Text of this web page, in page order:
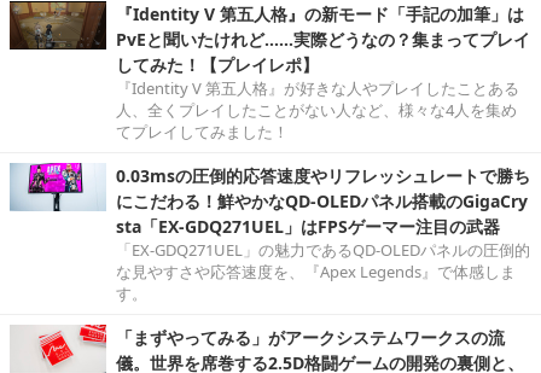
『Identity V 第五人格』の新モード「手記の加筆」は
PvEと聞いたけれど……実際どうなの？集まってプレイ
してみた！【プレイレポ】
『Identity V 第五人格』が好きな人やプレイしたことある
人、全くプレイしたことがない人など、様々な4人を集め
てプレイしてみました！
0.03msの圧倒的応答速度やリフレッシュレートで勝ち
にこだわる！鮮やかなQD-OLEDパネル搭載のGigaCry
sta「EX-GDQ271UEL」はFPSゲーマー注目の武器
「EX-GDQ271UEL」の魅力であるQD-OLEDパネルの圧倒的
な見やすさや応答速度を、『Apex Legends』で体感しま
す。
「まずやってみる」がアークシステムワークスの流
儀。世界を席巻する2.5D格闘ゲームの開発の裏側と、